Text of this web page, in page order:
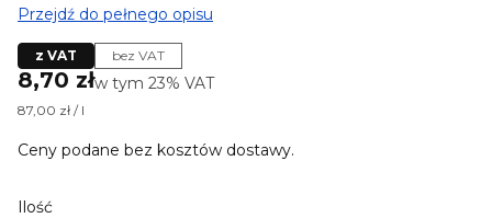
Przejdź do pełnego opisu
z VAT bez VAT
Cena
8,70 złw tym 23% VAT
w tym 23% VAT
87,00 zł / l
Ceny podane bez kosztów dostawy.
Ilość